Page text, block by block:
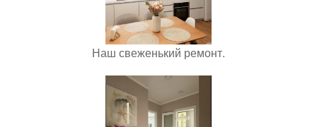
Наш свеженький ремонт.